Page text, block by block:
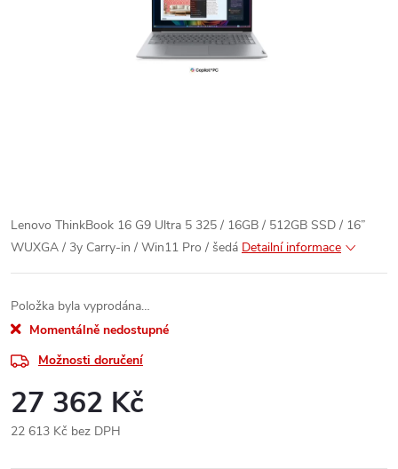
Lenovo ThinkBook 16 G9 Ultra 5 325 / 16GB / 512GB SSD / 16”
WUXGA / 3y Carry-in / Win11 Pro / šedá Detailní informace
Položka byla vyprodána…
Momentálně nedostupné
Možnosti doručení
27 362 Kč
22 613 Kč bez DPH